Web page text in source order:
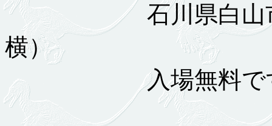
石川県白山市倉
横）
入場無料で